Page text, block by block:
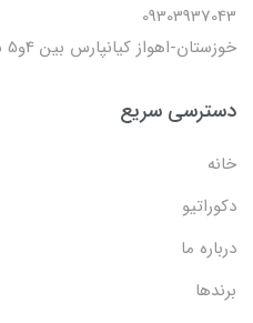
09303937043
خوزستان-اهواز کیانپارس بین 4و5 شرقی
دسترسی سریع
خانه
دکوراتیو
درباره ما
برندها